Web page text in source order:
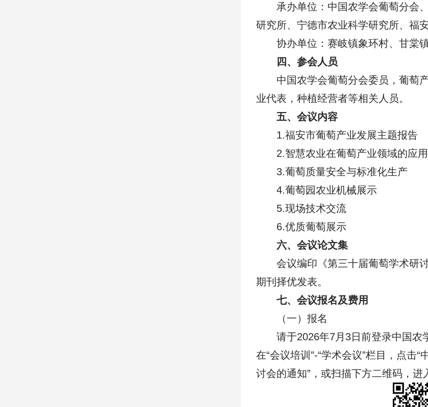
承办单位：中国农学会葡萄分会
研究所、宁德市农业科学研究所、福
协办单位：赛岐镇象环村、甘棠
四、参会人员
中国农学会葡萄分会委员，葡萄
业代表，种植经营者等相关人员。
五、会议内容
1.福安市葡萄产业发展主题报告
2.智慧农业在葡萄产业领域的应用
3.葡萄质量安全与标准化生产
4.葡萄园农业机械展示
5.现场技术交流
6.优质葡萄展示
六、会议论文集
会议编印《第三十届葡萄学术研
期刊择优发表。
七、会议报名及费用
（一）报名
请于2026年7月3日前登录中国农
在“会议培训”-“学术会议”栏目，点击
讨会的通知”，或扫描下方二维码，进